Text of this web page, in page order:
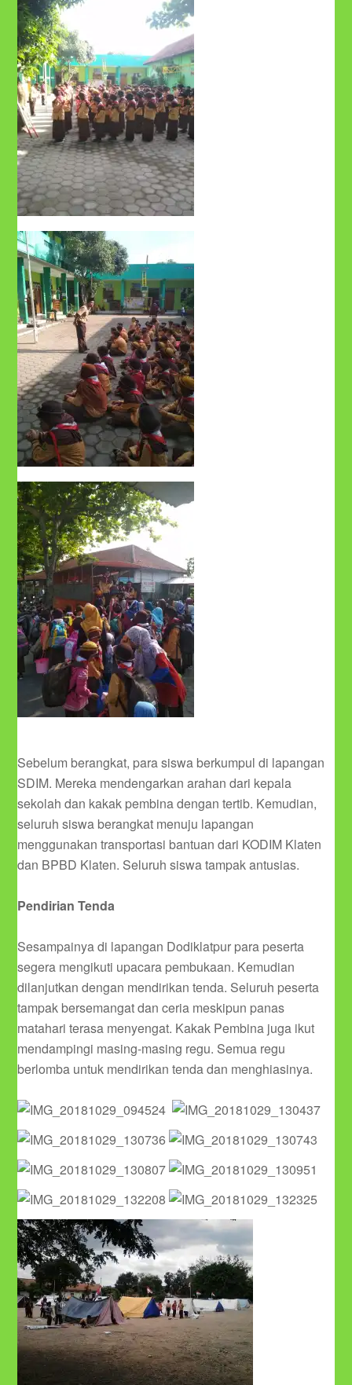
Sebelum berangkat, para siswa berkumpul di lapangan
SDIM. Mereka mendengarkan arahan dari kepala
sekolah dan kakak pembina dengan tertib. Kemudian,
seluruh siswa berangkat menuju lapangan
menggunakan transportasi bantuan dari KODIM Klaten
dan BPBD Klaten. Seluruh siswa tampak antusias.
Pendirian Tenda
Sesampainya di lapangan Dodiklatpur para peserta
segera mengikuti upacara pembukaan. Kemudian
dilanjutkan dengan mendirikan tenda. Seluruh peserta
tampak bersemangat dan ceria meskipun panas
matahari terasa menyengat. Kakak Pembina juga ikut
mendampingi masing-masing regu. Semua regu
berlomba untuk mendirikan tenda dan menghiasinya.